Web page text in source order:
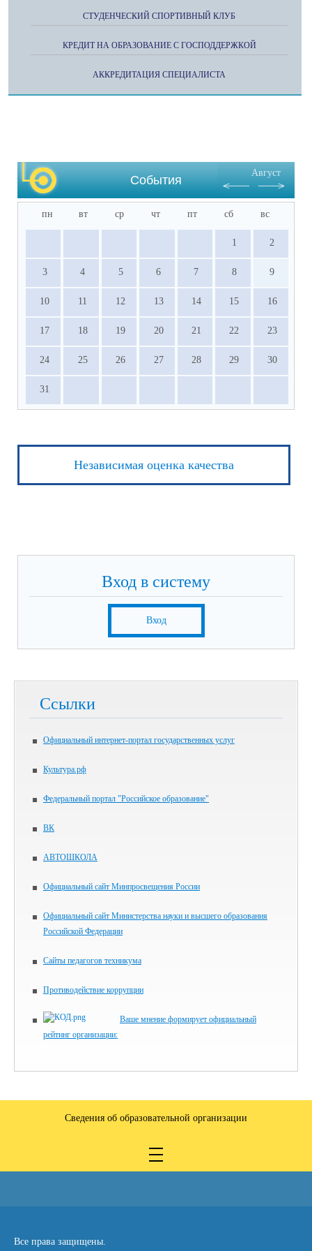
СТУДЕНЧЕСКИЙ СПОРТИВНЫЙ КЛУБ
КРЕДИТ НА ОБРАЗОВАНИЕ С ГОСПОДДЕРЖКОЙ
АККРЕДИТАЦИЯ СПЕЦИАЛИСТА
События
Август
пн вт ср чт пт сб вс
1 2
3 4 5 6 7 8 9
10 11 12 13 14 15 16
17 18 19 20 21 22 23
24 25 26 27 28 29 30
31
Независимая оценка качества
Вход в систему
Вход
Ссылки
Официальный интернет-портал государственных услуг
Культура.рф
Федеральный портал "Российское образование"
ВК
АВТОШКОЛА
Официальный сайт Минпросвещения России
Официальный сайт Министерства науки и высшего образования
Российской Федерации
Сайты педагогов техникума
Противодействие коррупции
Ваше мнение формирует официальный
рейтинг организации:
Сведения об образовательной организации
Все права защищены.